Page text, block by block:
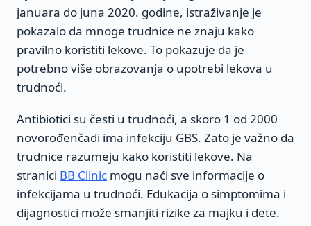
januara do juna 2020. godine, istraživanje je
pokazalo da mnoge trudnice ne znaju kako
pravilno koristiti lekove. To pokazuje da je
potrebno više obrazovanja o upotrebi lekova u
trudnoći.
Antibiotici su česti u trudnoći, a skoro 1 od 2000
novorođenčadi ima infekciju GBS. Zato je važno da
trudnice razumeju kako koristiti lekove. Na
stranici BB Clinic mogu naći sve informacije o
infekcijama u trudnoći. Edukacija o simptomima i
dijagnostici može smanjiti rizike za majku i dete.